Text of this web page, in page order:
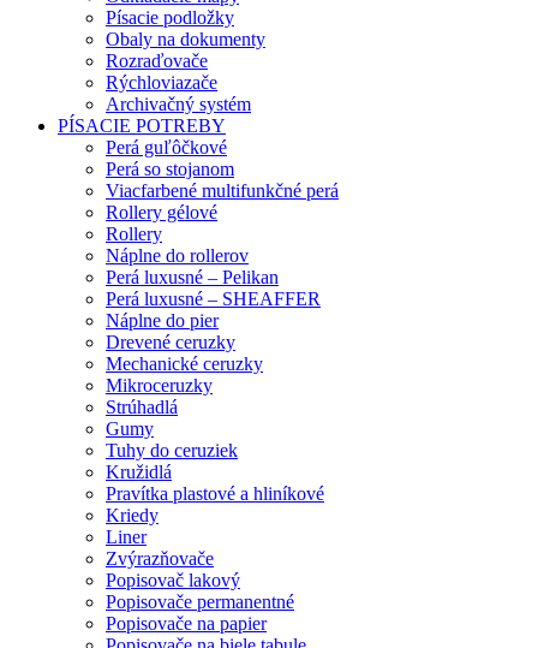
Písacie podložky
Obaly na dokumenty
Rozraďovače
Rýchloviazače
Archivačný systém
PÍSACIE POTREBY
Perá guľôčkové
Perá so stojanom
Viacfarbené multifunkčné perá
Rollery gélové
Rollery
Náplne do rollerov
Perá luxusné – Pelikan
Perá luxusné – SHEAFFER
Náplne do pier
Drevené ceruzky
Mechanické ceruzky
Mikroceruzky
Strúhadlá
Gumy
Tuhy do ceruziek
Kružidlá
Pravítka plastové a hliníkové
Kriedy
Liner
Zvýrazňovače
Popisovač lakový
Popisovače permanentné
Popisovače na papier